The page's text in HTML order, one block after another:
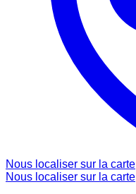
Nous localiser sur la carte
Nous localiser sur la carte